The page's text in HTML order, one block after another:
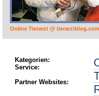
Online Tierarzt @ tierarztblog.com
Kategorien:
Service:
Partner Websites: